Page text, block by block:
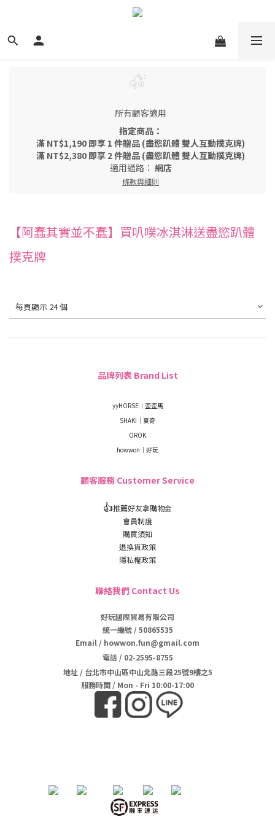
所有顧客適用
指定商品：
滿 NT$1,190 即享 1 件贈品 (盡慾趴體 雙人互動撲克牌)
滿 NT$2,380 即享 2 件贈品 (盡慾趴體 雙人互動撲克牌)
適用通路： 網店
條款與細則
【阿蠢其實並不蠢】買叭噗冰淇淋送盡慾趴體
撲克牌
每頁顯示 24 個
品牌列表 Brand List
yyHORSE｜歪歪馬
SHAKI｜夏奇
OROK
howwon｜好玩
顧客服務 Customer Service
👍推薦好友拿購物金
會員制度
購買須知
退換貨政策
隱私權政策
聯絡我們 Contact Us
好玩國際貿易有限公司
統一編號 / 50865535
Email / howwon.fun@gmail.com
電話/ 02-2595-8755
地址/ 台北市中山區中山北路三段25號9樓之5
服務時間 / Mon - Fri 10:00-17:00